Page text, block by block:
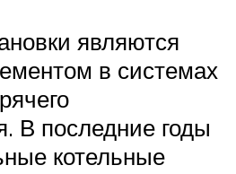
являются
в системах
В последние годы
котельные